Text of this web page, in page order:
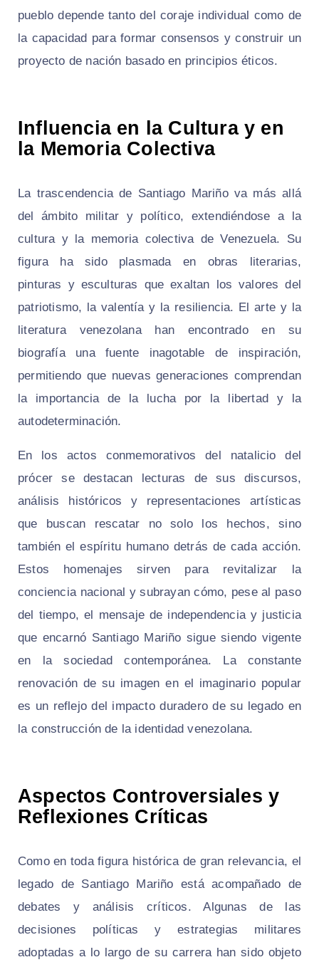
pueblo depende tanto del coraje individual como de
la capacidad para formar consensos y construir un
proyecto de nación basado en principios éticos.
Influencia en la Cultura y en
la Memoria Colectiva
La trascendencia de Santiago Mariño va más allá
del ámbito militar y político, extendiéndose a la
cultura y la memoria colectiva de Venezuela. Su
figura ha sido plasmada en obras literarias,
pinturas y esculturas que exaltan los valores del
patriotismo, la valentía y la resiliencia. El arte y la
literatura venezolana han encontrado en su
biografía una fuente inagotable de inspiración,
permitiendo que nuevas generaciones comprendan
la importancia de la lucha por la libertad y la
autodeterminación.
En los actos conmemorativos del natalicio del
prócer se destacan lecturas de sus discursos,
análisis históricos y representaciones artísticas
que buscan rescatar no solo los hechos, sino
también el espíritu humano detrás de cada acción.
Estos homenajes sirven para revitalizar la
conciencia nacional y subrayan cómo, pese al paso
del tiempo, el mensaje de independencia y justicia
que encarnó Santiago Mariño sigue siendo vigente
en la sociedad contemporánea. La constante
renovación de su imagen en el imaginario popular
es un reflejo del impacto duradero de su legado en
la construcción de la identidad venezolana.
Aspectos Controversiales y
Reflexiones Críticas
Como en toda figura histórica de gran relevancia, el
legado de Santiago Mariño está acompañado de
debates y análisis críticos. Algunas de las
decisiones políticas y estrategias militares
adoptadas a lo largo de su carrera han sido objeto